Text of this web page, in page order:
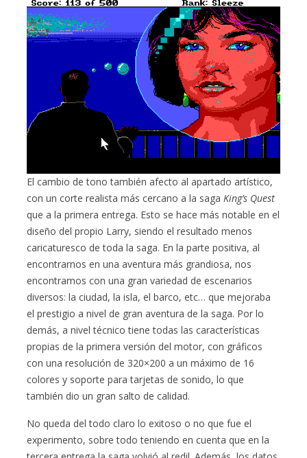
El cambio de tono también afecto al apartado artístico,
con un corte realista más cercano a la saga King’s Quest
que a la primera entrega. Esto se hace más notable en el
diseño del propio Larry, siendo el resultado menos
caricaturesco de toda la saga. En la parte positiva, al
encontrarnos en una aventura más grandiosa, nos
encontramos con una gran variedad de escenarios
diversos: la ciudad, la isla, el barco, etc… que mejoraba
el prestigio a nivel de gran aventura de la saga. Por lo
demás, a nivel técnico tiene todas las características
propias de la primera versión del motor, con gráficos
con una resolución de 320×200 a un máximo de 16
colores y soporte para tarjetas de sonido, lo que
también dio un gran salto de calidad.
No queda del todo claro lo exitoso o no que fue el
experimento, sobre todo teniendo en cuenta que en la